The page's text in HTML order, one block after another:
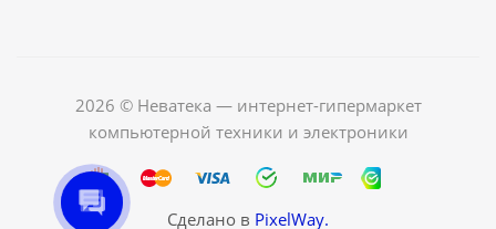
2026 © Неватека — интернет-гипермаркет
компьютерной техники и электроники
Сделано в PixelWay.